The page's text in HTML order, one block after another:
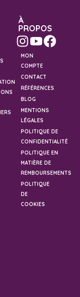
À
PROPOS
MON
COMPTE
CONTACT
RÉFÉRENCES
BLOG
MENTIONS
LÉGALES
POLITIQUE DE
CONFIDENTIALITÉ
POLITIQUE EN
MATIÈRE DE
REMBOURSEMENTS
POLITIQUE
DE
COOKIES